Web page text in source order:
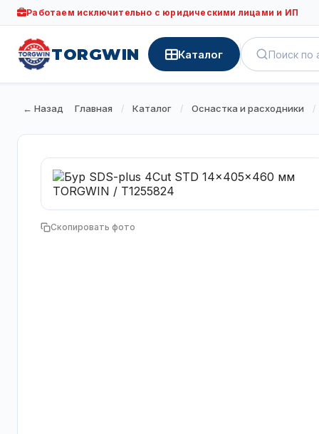
Работаем исключительно с юридическими лицами и ИП
TORGWIN Каталог
← Назад Главная / Каталог / Оснастка и расходники /
Скопировать фото